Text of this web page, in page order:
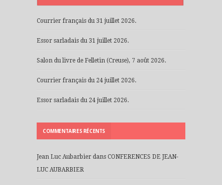
Courrier français du 31 juillet 2026.
Essor sarladais du 31 juillet 2026.
Salon du livre de Felletin (Creuse), 7 août 2026.
Courrier français du 24 juillet 2026.
Essor sarladais du 24 juillet 2026.
COMMENTAIRES RÉCENTS
Jean Luc Aubarbier dans CONFERENCES DE JEAN-
LUC AUBARBIER